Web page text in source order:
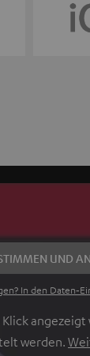
UND
In den
werden.